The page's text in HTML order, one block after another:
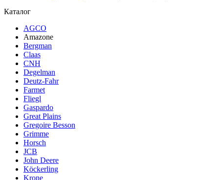
Каталог
AGCO
Amazone
Bergman
Claas
CNH
Degelman
Deutz-Fahr
Farmet
Fliegl
Gaspardo
Great Plains
Gregoire Besson
Grimme
Horsch
JCB
John Deere
Köckerling
Krone